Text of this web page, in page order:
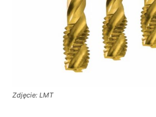
Zdjęcie: LMT